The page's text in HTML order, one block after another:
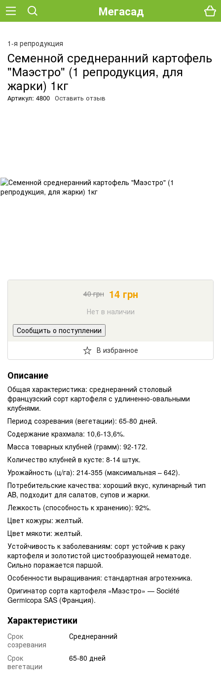
Мегасад
1-я репродукция
Семенной среднеранний картофель
"Маэстро" (1 репродукция, для
жарки) 1кг
Артикул: 4800 Оставить отзыв
40грн 14грн
Нет в наличии
Сообщить о поступлении
В избранное
Описание
Общая характеристика: среднеранний столовый
французский сорт картофеля с удлиненно-овальными
клубнями.
Период созревания (вегетации): 65-80 дней.
Содержание крахмала: 10,6-13,6%.
Масса товарных клубней (грамм): 92-172.
Количество клубней в кусте: 8-14 штук.
Урожайность (ц/га): 214-355 (максимальная – 642).
Потребительские качества: хороший вкус, кулинарный тип
AB, подходит для салатов, супов и жарки.
Лежкость (способность к хранению): 92%.
Цвет кожуры: желтый.
Цвет мякоти: желтый.
Устойчивость к заболеваниям: сорт устойчив к раку
картофеля и золотистой цистообразующей нематоде.
Сильно поражается паршой.
Особенности выращивания: стандартная агротехника.
Оригинатор сорта картофеля «Маэстро» — Société
Germicopa SAS (Франция).
Характеристики
Срок
созревания
Среднеранний
Срок
вегетации
65-80 дней